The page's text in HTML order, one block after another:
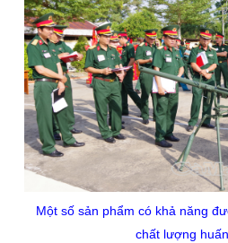
Một số sản phẩm có khả năng
chất lượng huấn